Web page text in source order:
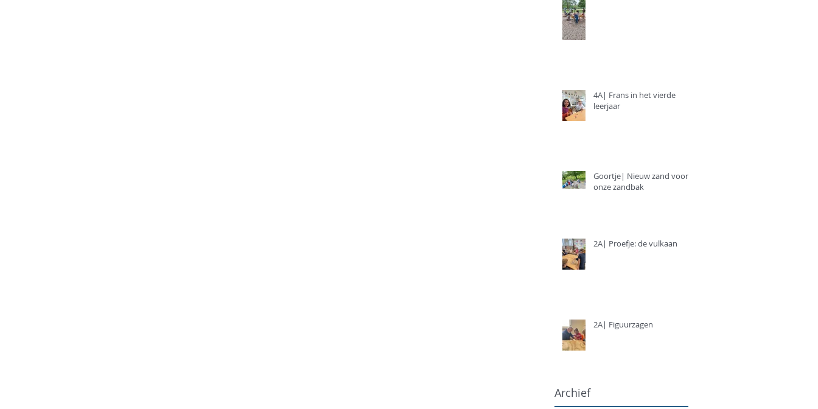
4A| Frans in het vierde
leerjaar
Goortje| Nieuw zand voor
onze zandbak
2A| Proefje: de vulkaan
2A| Figuurzagen
Archief